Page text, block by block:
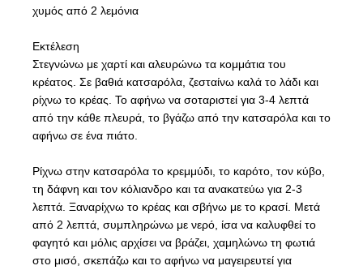
χυμός από 2 λεμόνια
Εκτέλεση
Στεγνώνω με χαρτί και αλευρώνω τα κομμάτια του
κρέατος. Σε βαθιά κατσαρόλα, ζεσταίνω καλά το λάδι και
ρίχνω το κρέας. Το αφήνω να σοταριστεί για 3-4 λεπτά
από την κάθε πλευρά, το βγάζω από την κατσαρόλα και το
αφήνω σε ένα πιάτο.
Ρίχνω στην κατσαρόλα το κρεμμύδι, το καρότο, τον κύβο,
τη δάφνη και τον κόλιανδρο και τα ανακατεύω για 2-3
λεπτά. Ξαναρίχνω το κρέας και σβήνω με το κρασί. Μετά
από 2 λεπτά, συμπληρώνω με νερό, ίσα να καλυφθεί το
φαγητό και μόλις αρχίσει να βράζει, χαμηλώνω τη φωτιά
στο μισό, σκεπάζω και το αφήνω να μαγειρευτεί για